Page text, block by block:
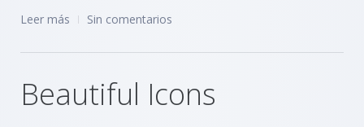
Leer más Sin comentarios
Beautiful Icons